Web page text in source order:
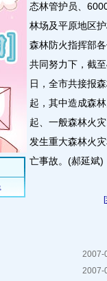
态林管护员、
林场及平原地区
森林防火指挥部
共同努力下，截
日，全市共接报
起，其中造成森
起、一般森林火
发生重大森林火
亡事故。(郝延斌)
[
2007-
2007-